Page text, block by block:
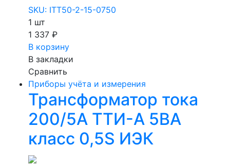
SKU: ITT50-2-15-0750
1 шт
1 337 ₽
В корзину
В закладки
Сравнить
Приборы учёта и измерения
Трансформатор тока
200/5А ТТИ-А 5ВА
класс 0,5S ИЭК